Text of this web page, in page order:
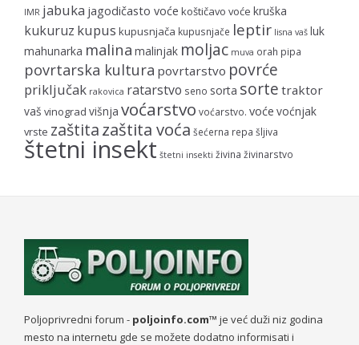
IMR jabuka jagodičasto voće koštičavo voće kruška
kukuruz kupus kupusnjača kupusnjače leptir lisna vaš luk
mahunarka malina malinjak moljac muva orah pipa
povrtarska kultura povrtarstvo povrće
priključak rakovica ratarstvo seno sorta sorte traktor
vaš vinograd višnja voćarstvo voćarstvo. voće voćnjak
vrste zaštitazaštita voća šećerna repa šljiva
štetni insekt štetni insekti živina živinarstvo
Poljoprivredni forum - poljoinfo.com™ je već duži niz godina
mesto na internetu gde se možete dodatno informisati i